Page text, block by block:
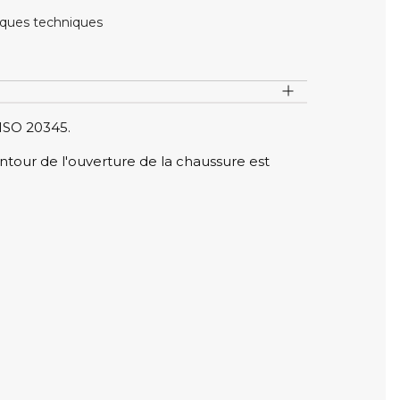
techniques
20345.
de l'ouverture de la chaussure est